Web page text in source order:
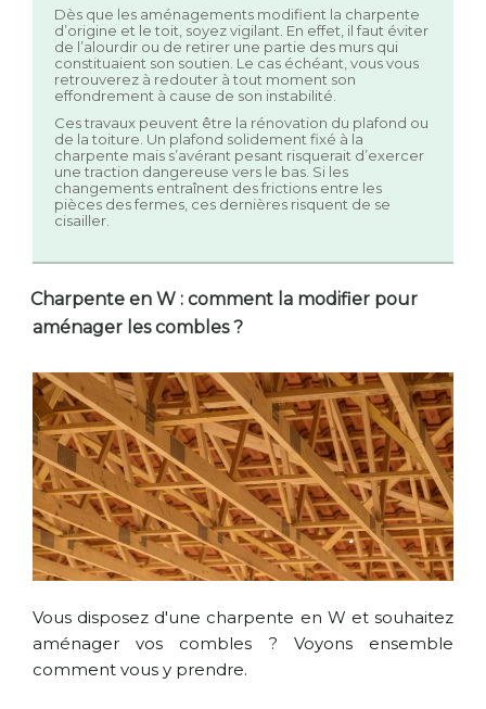
Dès que les aménagements modifient la charpente
d’origine et le toit, soyez vigilant. En effet, il faut éviter
de l’alourdir ou de retirer une partie des murs qui
constituaient son soutien. Le cas échéant, vous vous
retrouverez à redouter à tout moment son
effondrement à cause de son instabilité.
Ces travaux peuvent être la rénovation du plafond ou
de la toiture. Un plafond solidement fixé à la
charpente mais s’avérant pesant risquerait d’exercer
une traction dangereuse vers le bas. Si les
changements entraînent des frictions entre les
pièces des fermes, ces dernières risquent de se
cisailler.
Charpente en W : comment la modifier pour
aménager les combles ?
Vous disposez d'une charpente en W et souhaitez
aménager vos combles ? Voyons ensemble
comment vous y prendre.